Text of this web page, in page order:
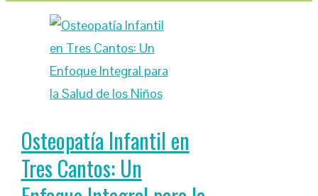
Osteopatía Infantil en
Tres Cantos: Un